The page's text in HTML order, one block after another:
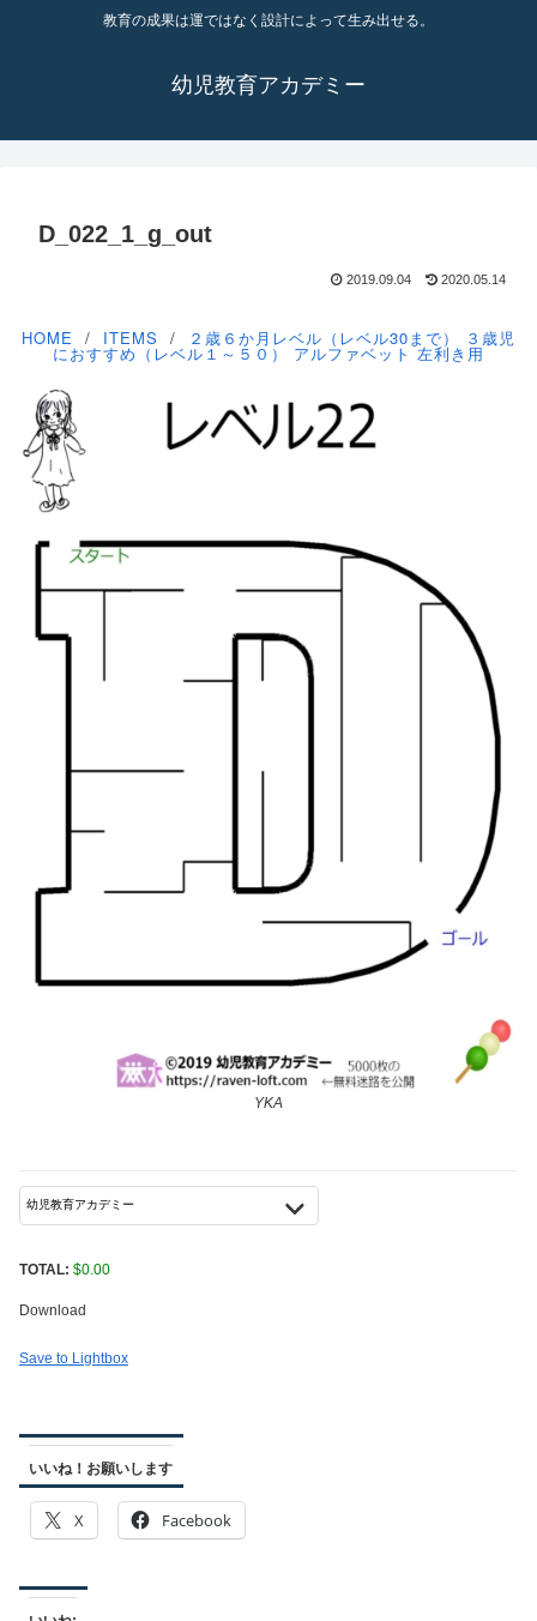
教育の成果は運ではなく設計によって生み出せる。
幼児教育アカデミー
D_022_1_g_out
2019.09.04 2020.05.14
HOME ITEMS ２歳６か月レベル（レベル30まで） ３歳児
におすすめ（レベル１～５０） アルファベット 左利き用
YKA
TOTAL: $0.00
Download
Save to Lightbox
いいね！お願いします
X Facebook